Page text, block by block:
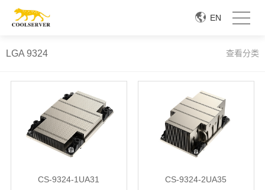
EN
LGA 9324 查看分类
CS-9324-1UA31 CS-9324-2UA35